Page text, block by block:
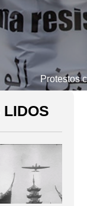
Protestos
LIDOS